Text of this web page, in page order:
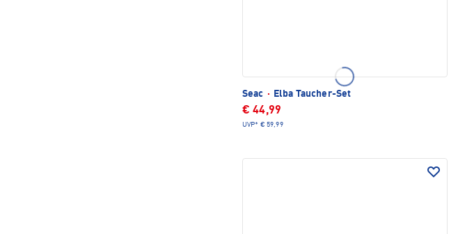
Seac · Elba Taucher-Set
€ 44,99
UVP* € 59,99